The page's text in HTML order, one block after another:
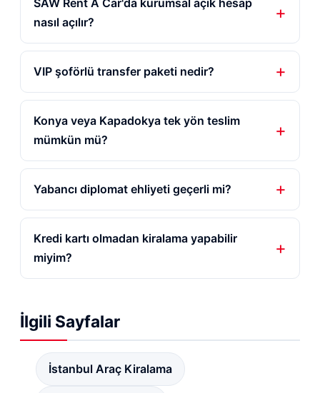
nasıl açılır?
VIP şoförlü transfer paketi nedir?
Konya veya Kapadokya tek yön teslim
mümkün mü?
Yabancı diplomat ehliyeti geçerli mi?
Kredi kartı olmadan kiralama yapabilir
miyim?
İlgili Sayfalar
İstanbul Araç Kiralama